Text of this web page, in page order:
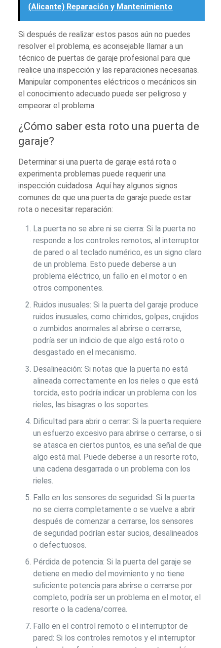
(Alicante) Reparación y Mantenimiento
Si después de realizar estos pasos aún no puedes
resolver el problema, es aconsejable llamar a un
técnico de puertas de garaje profesional para que
realice una inspección y las reparaciones necesarias.
Manipular componentes eléctricos o mecánicos sin
el conocimiento adecuado puede ser peligroso y
empeorar el problema.
¿Cómo saber esta roto una puerta de
garaje?
Determinar si una puerta de garaje está rota o
experimenta problemas puede requerir una
inspección cuidadosa. Aquí hay algunos signos
comunes de que una puerta de garaje puede estar
rota o necesitar reparación:
La puerta no se abre ni se cierra: Si la puerta no
responde a los controles remotos, al interruptor
de pared o al teclado numérico, es un signo claro
de un problema. Esto puede deberse a un
problema eléctrico, un fallo en el motor o en
otros componentes.
Ruidos inusuales: Si la puerta del garaje produce
ruidos inusuales, como chirridos, golpes, crujidos
o zumbidos anormales al abrirse o cerrarse,
podría ser un indicio de que algo está roto o
desgastado en el mecanismo.
Desalineación: Si notas que la puerta no está
alineada correctamente en los rieles o que está
torcida, esto podría indicar un problema con los
rieles, las bisagras o los soportes.
Dificultad para abrir o cerrar: Si la puerta requiere
un esfuerzo excesivo para abrirse o cerrarse, o si
se atasca en ciertos puntos, es una señal de que
algo está mal. Puede deberse a un resorte roto,
una cadena desgarrada o un problema con los
rieles.
Fallo en los sensores de seguridad: Si la puerta
no se cierra completamente o se vuelve a abrir
después de comenzar a cerrarse, los sensores
de seguridad podrían estar sucios, desalineados
o defectuosos.
Pérdida de potencia: Si la puerta del garaje se
detiene en medio del movimiento y no tiene
suficiente potencia para abrirse o cerrarse por
completo, podría ser un problema en el motor, el
resorte o la cadena/correa.
Fallo en el control remoto o el interruptor de
pared: Si los controles remotos y el interruptor